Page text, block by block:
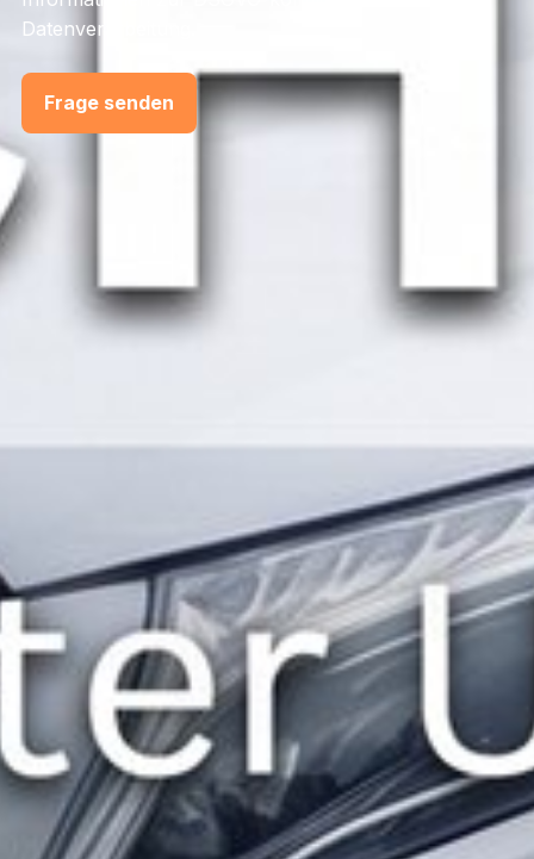
Datenverarbeitung.
Frage senden